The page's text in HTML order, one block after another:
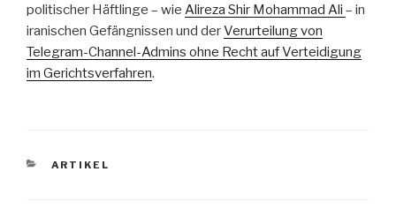
politischer Häftlinge – wie Alireza Shir Mohammad Ali – in
iranischen Gefängnissen und derVerurteilung von
Telegram-Channel-Admins ohne Recht auf Verteidigung
im Gerichtsverfahren.
KATEGORIEN
ARTIKEL